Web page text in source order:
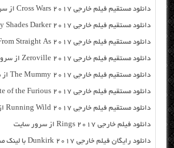
دانلود مستقیم فیلم خارجی Cross Wars 2017 از سرور سایت
دانلود مستقیم فیلم خارجی Fifty Shades Darker 2017 از سرور سایت
دانلود مستقیم فیلم خارجی From Straight As 2017 از سرور سایت
دانلود مستقیم فیلم خارجی Zeroville 2017 از سرور سایت
دانلود مستقیم فیلم خارجی The Mummy 2017 از سرور سایت
دانلود مستقیم فیلم خارجی The Fate of the Furious 2017 از سرور سایت
دانلود مستقیم فیلم خارجی Running Wild 2017 از سرور سایت
دانلود فیلم خارجی Rings 2017 از سرور سایت
دانلود رایگان فیلم خارجی Dunkirk 2017 با لینک مستقیم